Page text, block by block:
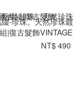
-珍珠。天然珍珠鍍
|復古髮飾VINTAGE
NT$ 490